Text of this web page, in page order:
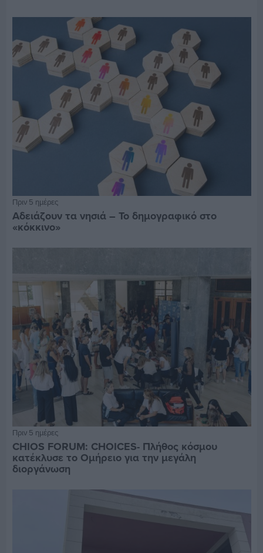
Πριν 5 ημέρες
Αδειάζουν τα νησιά – Το δημογραφικό στο
«κόκκινο»
Πριν 5 ημέρες
CHIOS FORUM: CHOICES- Πλήθος κόσμου
κατέκλυσε το Ομήρειο για την μεγάλη
διοργάνωση